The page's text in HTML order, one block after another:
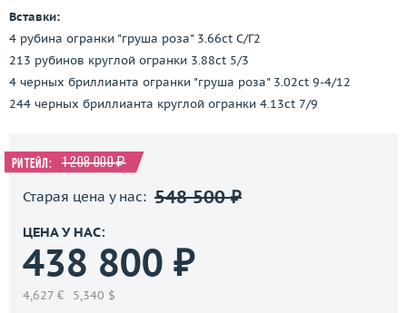
Вставки:
4 рубина огранки "груша роза" 3.66ct С/Г2
213 рубинов круглой огранки 3.88ct 5/3
4 черных бриллианта огранки "груша роза" 3.02ct 9-4/12
244 черных бриллианта круглой огранки 4.13ct 7/9
Ритейл: 1 208 000 ₽
Старая цена у нас: 548 500 ₽
ЦЕНА У НАС:
438 800 ₽
4,627 € 5,340 $